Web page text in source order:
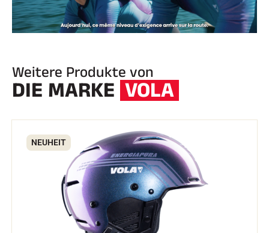
Weitere Produkte von
DIE MARKE VOLA
NEUHEIT